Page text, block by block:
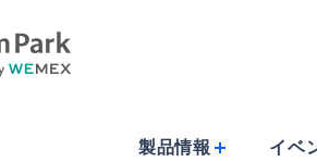
製品情報 イベ